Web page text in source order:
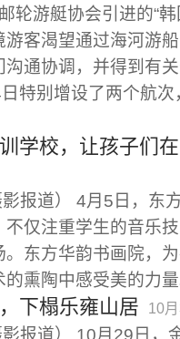
轮游艇协会引进的“
客渴望通过海河游
通协调，并得到有
特别增设了两个航
学校，让孩子们
报道） 4月5日，东
仅注重学生的音乐
东方华韵书画院，
熏陶中感受美的力
下榻乐雍山居 10
报道） 10月29日，